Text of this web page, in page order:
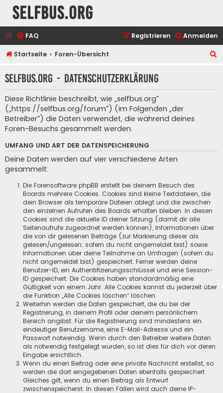
selfbus.org
FAQ Anmelden
Registrieren
Startseite Foren-Übersicht
h
selfbus.org - Datenschutzerklärung
Diese Richtlinie beschreibt, wie „selfbus.org“
(„https://selfbus.org/forum“) (im Folgenden „der
Betreiber“) die Daten verwendet, die während deines
Foren-Besuchs gesammelt werden.
UMFANG UND ART DER DATENSPEICHERUNG
Deine Daten werden auf vier verschiedene Arten
gesammelt:
Die Forensoftware phpBB erstellt bei deinem Besuch des
Boards mehrere Cookies. Cookies sind kleine Textdateien, die
dein Browser als temporäre Dateien ablegt und die zwischen
den einzelnen Aufrufen des Boards erhalten bleiben. In diesen
Cookies sind die aktuelle ID deiner Sitzung (damit dir alle
Seitenaufrufe zugeordnet werden können), Informationen über
die von dir gelesenen Beiträge (zur Markierung dieser als
gelesen/ungelesen; sofern du nicht angemeldet bist) sowie
Informationen über deine Teilnahme an Umfragen (sofern du
nicht angemeldet bist) gespeichert. Ferner werden deine
Benutzer-ID, ein Authentifizierungsschlüssel und eine Session-
ID gespeichert. Die Cookies haben standardmäßig eine
Gültigkeit von einem Jahr. Alle Cookies kannst du jederzeit über
die Funktion „Alle Cookies löschen“ löschen.
Weiterhin werden die Daten gespeichert, die du bei der
Registrierung, in deinem Profil oder deinem persönlichem
Bereich angibst. Für die Registrierung sind mindestens ein
eindeutiger Benutzername, eine E-Mail-Adresse und ein
Passwort notwendig. Wenn durch den Betreiber weitere Daten
als notwendig festgelegt wurden, so ist dies für dich vor deren
Eingabe ersichtlich.
Wenn du einen Beitrag oder eine private Nachricht erstellst, so
werden die dort eingegebenen Daten ebenfalls gespeichert.
Gleiches gilt, wenn du einen Beitrag als Entwurf
zwischenspeicherst. In diesen Fällen wird auch deine IP-